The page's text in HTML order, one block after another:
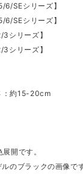
SEシリーズ】
SEシリーズ】
シリーズ】
シリーズ】
：約15-20cm
開です。
のブラックの画像です